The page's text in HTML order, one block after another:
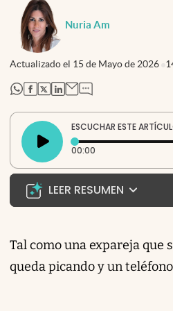
Nuria Am
Actualizado el 15 de Mayo de 2026
abre en nueva pestaña
abre en nueva pestaña
abre en nueva pestaña
abre en nueva pestaña
ESCUCHAR ESTE
00:00
LEER RESUMEN
reconfiguración política,
su identidad mientras
una campaña en
Tal como una expareja que
queda picando y un